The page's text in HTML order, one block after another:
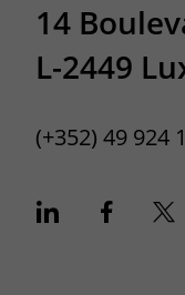
14
L-2449
(+352) 49 924 1